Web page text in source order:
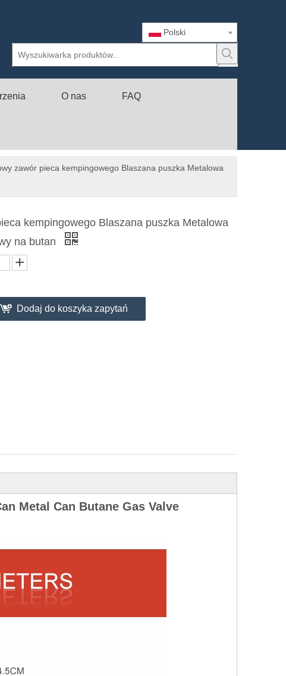
Polski
O nas FAQ
zawór pieca kempingowego Blaszana puszka Metalowa
kempingowego Blaszana puszka Metalowa
na butan
Dodaj do koszyka zapytań
Metal Can Butane Gas Valve